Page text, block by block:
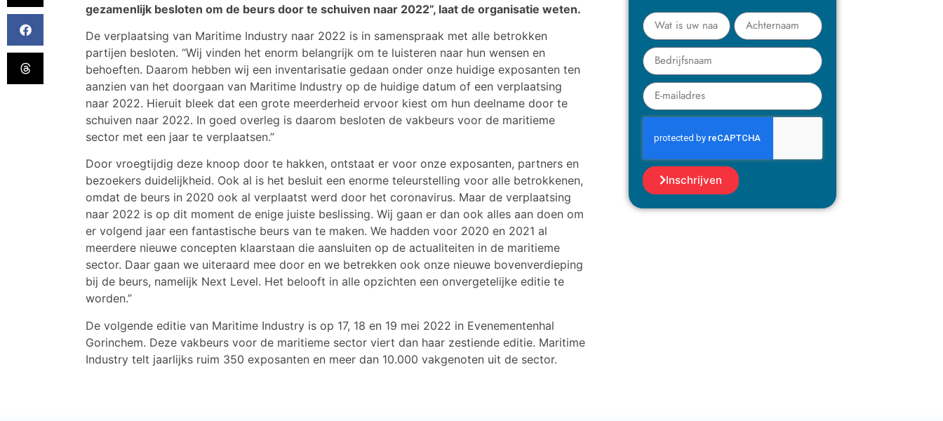
Inschrijven
gezamenlijk besloten om de beurs door te schuiven naar 2022”, laat de organisatie weten.
De verplaatsing van Maritime Industry naar 2022 is in samenspraak met alle betrokken
partijen besloten. “Wij vinden het enorm belangrijk om te luisteren naar hun wensen en
behoeften. Daarom hebben wij een inventarisatie gedaan onder onze huidige exposanten ten
aanzien van het doorgaan van Maritime Industry op de huidige datum of een verplaatsing
naar 2022. Hieruit bleek dat een grote meerderheid ervoor kiest om hun deelname door te
schuiven naar 2022. In goed overleg is daarom besloten de vakbeurs voor de maritieme
sector met een jaar te verplaatsen.”
Door vroegtijdig deze knoop door te hakken, ontstaat er voor onze exposanten, partners en
bezoekers duidelijkheid. Ook al is het besluit een enorme teleurstelling voor alle betrokkenen,
omdat de beurs in 2020 ook al verplaatst werd door het coronavirus. Maar de verplaatsing
naar 2022 is op dit moment de enige juiste beslissing. Wij gaan er dan ook alles aan doen om
er volgend jaar een fantastische beurs van te maken. We hadden voor 2020 en 2021 al
meerdere nieuwe concepten klaarstaan die aansluiten op de actualiteiten in de maritieme
sector. Daar gaan we uiteraard mee door en we betrekken ook onze nieuwe bovenverdieping
bij de beurs, namelijk Next Level. Het belooft in alle opzichten een onvergetelijke editie te
worden.”
De volgende editie van Maritime Industry is op 17, 18 en 19 mei 2022 in Evenementenhal
Gorinchem. Deze vakbeurs voor de maritieme sector viert dan haar zestiende editie. Maritime
Industry telt jaarlijks ruim 350 exposanten en meer dan 10.000 vakgenoten uit de sector.